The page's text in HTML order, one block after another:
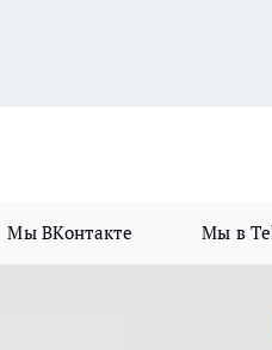
Мы ВКонтакте Мы в